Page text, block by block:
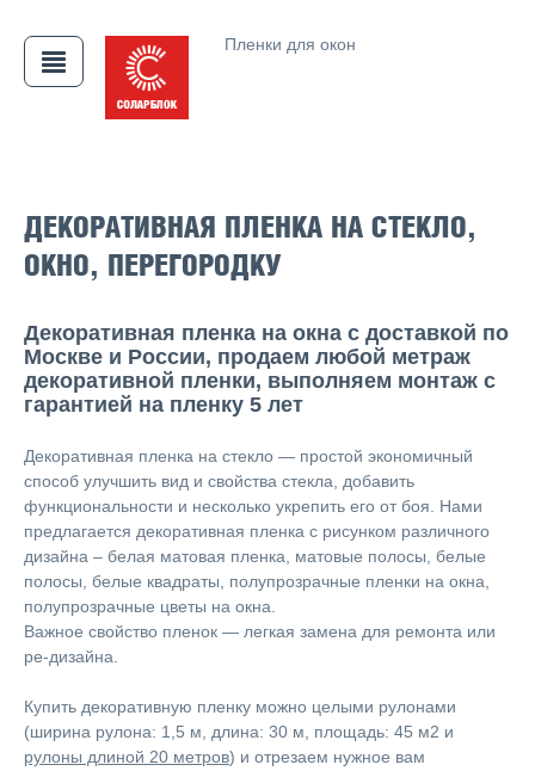
Пленки для окон
ДЕКОРАТИВНАЯ ПЛЕНКА НА СТЕКЛО,
ОКНО, ПЕРЕГОРОДКУ
Декоративная пленка на окна с доставкой по
Москве и России, продаем любой метраж
декоративной пленки, выполняем монтаж с
гарантией на пленку 5 лет
Декоративная пленка на стекло — простой экономичный
способ улучшить вид и свойства стекла, добавить
функциональности и несколько укрепить его от боя. Нами
предлагается декоративная пленка с рисунком различного
дизайна – белая матовая пленка, матовые полосы, белые
полосы, белые квадраты, полупрозрачные пленки на окна,
полупрозрачные цветы на окна.
Важное свойство пленок — легкая замена для ремонта или
ре-дизайна.
Купить декоративную пленку можно целыми рулонами
(ширина рулона: 1,5 м, длина: 30 м, площадь: 45 м2 и
рулоны длиной 20 метров) и отрезаем нужное вам